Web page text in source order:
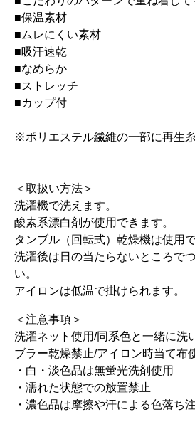
■保温素材
■ムレにくい素材
■吸汗速乾
■なめらか
■ストレッチ
■カップ付
※ポリエステル繊維の一部に再生
＜取扱い方法＞
洗濯機で洗えます。
酸素系漂白剤が使用できます。
タンブル（回転式）乾燥機は使用
洗濯後は日の当たらないところで
い。
アイロンは低温で掛けられます。
＜注意事項＞
洗濯ネット使用/同系色と一緒に洗
ブラー乾燥禁止/アイロン時当て布
・白・淡色品は無蛍光洗剤使用
・濡れた状態での放置禁止
・濃色品は摩擦や汗による色落ち